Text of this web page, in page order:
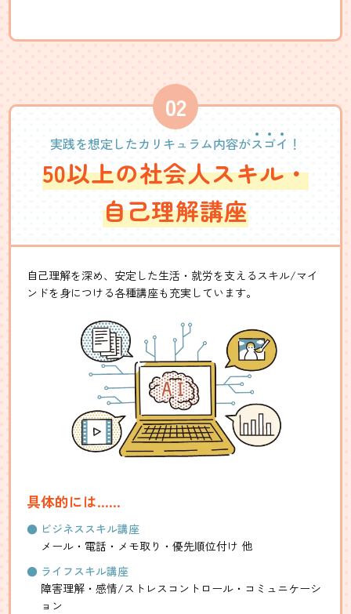
実践を想定したカリキュラム内容がスゴイ ！
50以上の社会人スキル・
自己理解講座
自己理解を深め、安定した生活・就労を支えるスキル/マイ
ンドを身につける各種講座も充実しています。
具体的には……
ビジネススキル講座
メール・電話・メモ取り・優先順位付け 他
ライフスキル講座
障害理解・感情/ストレスコントロール・コミュニケーシ
ョン